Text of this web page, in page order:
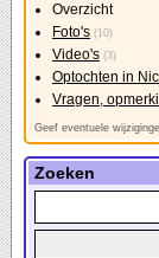
Overzicht
Foto's (10)
Video's (3)
Optochten in
Vragen,
Geef eventuele
Zoeken